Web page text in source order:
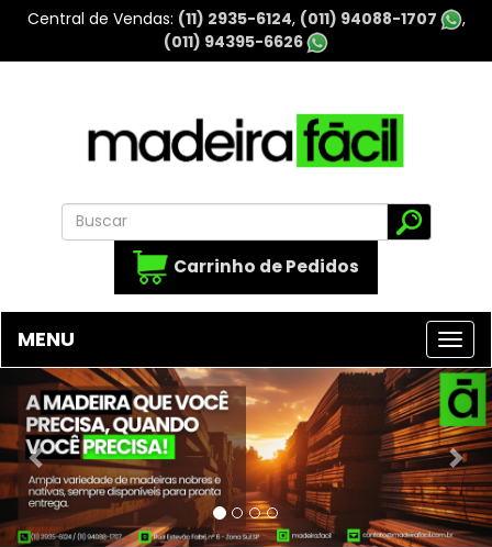
Central de Vendas (11) 2935-6124 (011) 94088-1707
(011) 94395-6626
Carrinho de Pedidos
MENU
Previous